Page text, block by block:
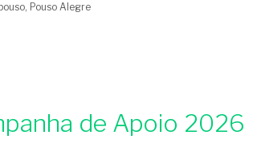
Pouso Alegre
de Apoio 2026